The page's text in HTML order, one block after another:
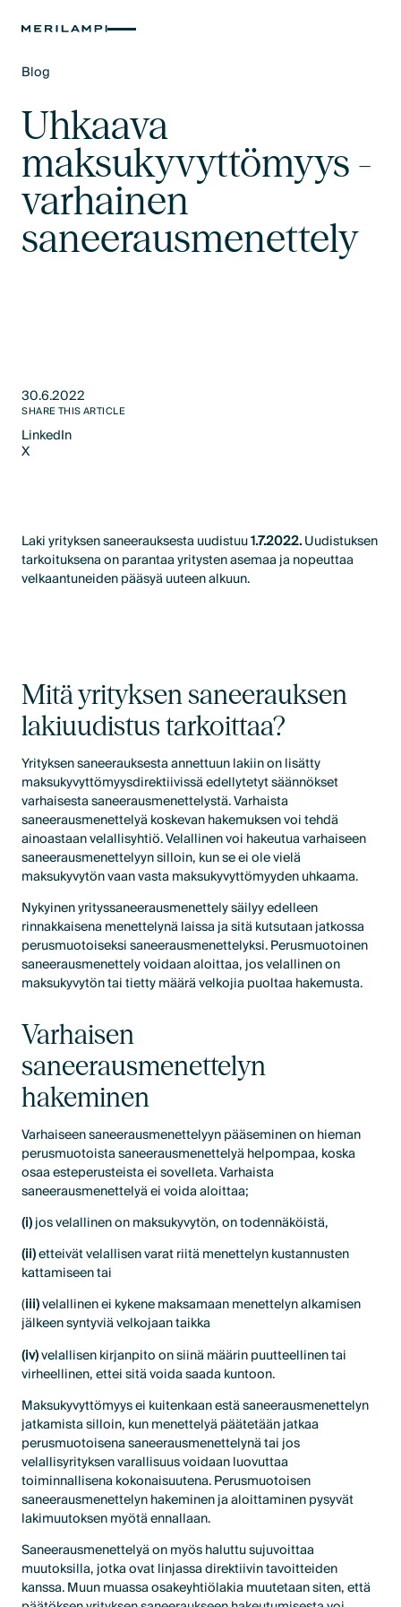
Blog
Uhkaava
maksukyvyttömyys -
varhainen
saneerausmenettely
30.6.2022
SHARE THIS ARTICLE
LinkedIn
LinkedIn
X
Laki yrityksen saneerauksesta uudistuu1.7.2022.Uudistuksen
tarkoituksena on parantaa yritysten asemaa ja nopeuttaa
velkaantuneiden pääsyä uuteen alkuun.
Mitä yrityksen saneerauksen
lakiuudistus tarkoittaa?
Yrityksen saneerauksesta annettuun lakiin on lisätty
maksukyvyttömyysdirektiivissä edellytetyt säännökset
varhaisesta saneerausmenettelystä. Varhaista
saneerausmenettelyä koskevan hakemuksen voi tehdä
ainoastaan velallisyhtiö. Velallinen voi hakeutua varhaiseen
saneerausmenettelyyn silloin, kun se ei ole vielä
maksukyvytön vaan vasta maksukyvyttömyyden uhkaama.
Nykyinen yrityssaneerausmenettely säilyy edelleen
rinnakkaisena menettelynä laissa ja sitä kutsutaan jatkossa
perusmuotoiseksi saneerausmenettelyksi. Perusmuotoinen
saneerausmenettely voidaan aloittaa, jos velallinen on
maksukyvytön tai tietty määrä velkojia puoltaa hakemusta.
Varhaisen
saneerausmenettelyn
hakeminen
Varhaiseen saneerausmenettelyyn pääseminen on hieman
perusmuotoista saneerausmenettelyä helpompaa, koska
osaa esteperusteista ei sovelleta. Varhaista
saneerausmenettelyä ei voida aloittaa;
(i)jos velallinen on maksukyvytön, on todennäköistä,
(ii)etteivät velallisen varat riitä menettelyn kustannusten
kattamiseen tai
(iii)velallinen ei kykene maksamaan menettelyn alkamisen
jälkeen syntyviä velkojaan taikka
(iv)velallisen kirjanpito on siinä määrin puutteellinen tai
virheellinen, ettei sitä voida saada kuntoon.
Maksukyvyttömyys ei kuitenkaan estä saneerausmenettelyn
jatkamista silloin, kun menettelyä päätetään jatkaa
perusmuotoisena saneerausmenettelynä tai jos
velallisyrityksen varallisuus voidaan luovuttaa
toiminnallisena kokonaisuutena. Perusmuotoisen
saneerausmenettelyn hakeminen ja aloittaminen pysyvät
lakimuutoksen myötä ennallaan.
Saneerausmenettelyä on myös haluttu sujuvoittaa
muutoksilla, jotka ovat linjassa direktiivin tavoitteiden
kanssa. Muun muassa osakeyhtiölakia muutetaan siten, että